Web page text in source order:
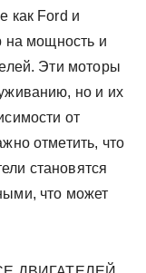
как Ford и
на мощность и
Эти моторы
но и их
от
отметить, что
становятся
что может